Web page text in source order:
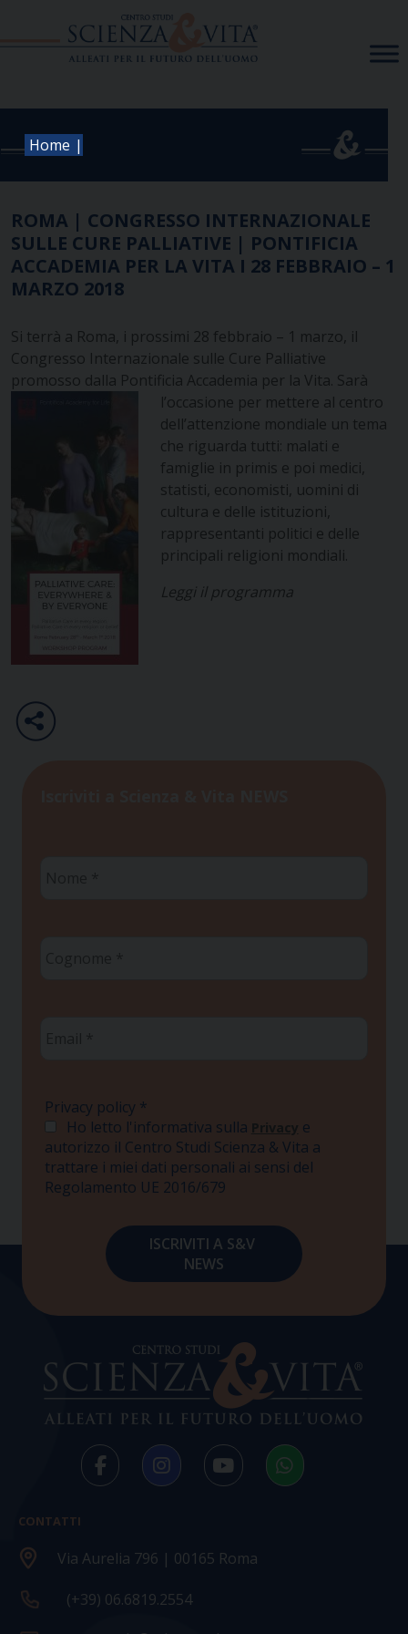
Home |
ROMA | CONGRESSO INTERNAZIONALE
SULLE CURE PALLIATIVE | PONTIFICIA
ACCADEMIA PER LA VITA I 28 FEBBRAIO – 1
MARZO 2018
Si terrà a Roma, i prossimi 28 febbraio – 1 marzo, il
Congresso Internazionale sulle Cure Palliative
promosso dalla Pontificia Accademia per la Vita. Sarà
l’occasione per mettere al centro
dell’attenzione mondiale un tema
che riguarda tutti: malati e
famiglie in primis e poi medici,
statisti, economisti, uomini di
cultura e delle istituzioni,
rappresentanti politici e delle
principali religioni mondiali.
Leggi il programma
Privacy policy *
Ho letto l'informativa sulla Privacy e
autorizzo il Centro Studi Scienza & Vita a
trattare i miei dati personali ai sensi del
Regolamento UE 2016/679
CONTATTI
Via Aurelia 796 | 00165 Roma
(+39) 06.6819.2554